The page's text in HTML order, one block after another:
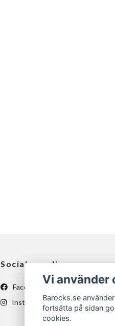
Sociala medier
Facebook
Instagram
Vi använder
Barocks.se
fortsätta på sidan
cookies.